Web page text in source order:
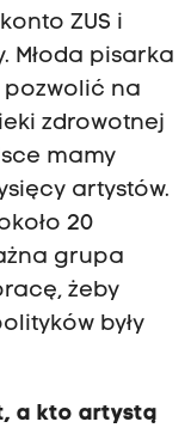
ZUS i
Młoda pisarka
pozwolić na
zdrowotnej
mamy
artystów.
20
grupa
żeby
były
a kto artystą